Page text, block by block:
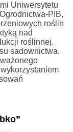
Uniwersytetu
PIB,
roślin
nad
roślinnej.
sadownictwa.